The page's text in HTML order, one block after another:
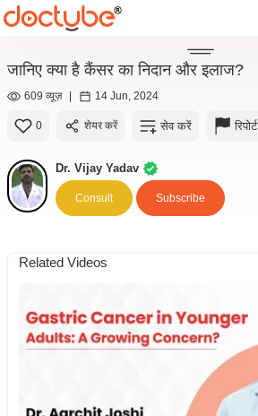
जानिए क्या है कैंसर का निदान और इलाज?
609 व्यूज़ | 14 Jun, 2024
0 शेयर करें सेव करें रिपोर्ट
Dr. Vijay Yadav
Consult Subscribe
Related Videos